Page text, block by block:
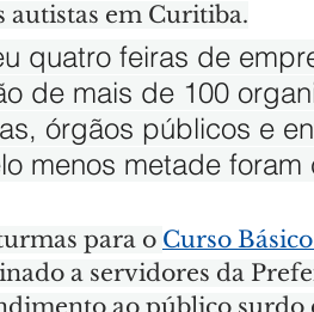
autistas em Curitiba.
quatro feiras de
de mais de 100
órgãos públicos e
menos metade foram
para o Curso
a servidores da